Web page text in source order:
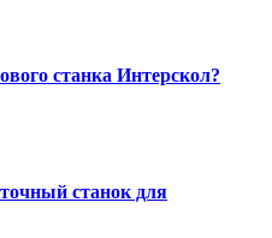
станка Интерскол?
станок для